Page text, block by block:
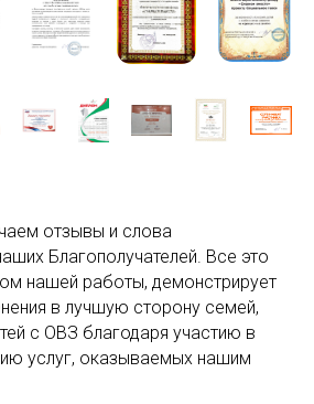
отзывы и слова
Благополучателей. Все это
нашей работы, демонстрирует
в лучшую сторону семей,
с ОВЗ благодаря участию в
услуг, оказываемых нашим